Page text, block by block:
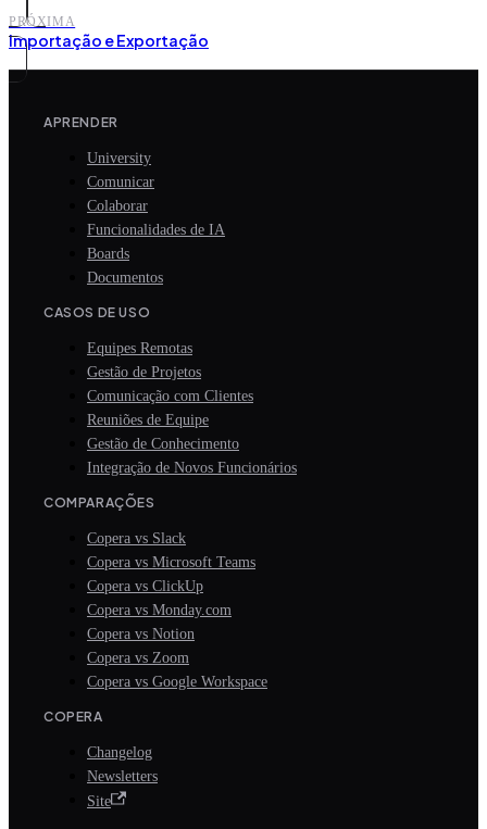
PRÓXIMA
Importação e Exportação
APRENDER
University
Comunicar
Colaborar
Funcionalidades de IA
Boards
Documentos
CASOS DE USO
Equipes Remotas
Gestão de Projetos
Comunicação com Clientes
Reuniões de Equipe
Gestão de Conhecimento
Integração de Novos Funcionários
COMPARAÇÕES
Copera vs Slack
Copera vs Microsoft Teams
Copera vs ClickUp
Copera vs Monday.com
Copera vs Notion
Copera vs Zoom
Copera vs Google Workspace
COPERA
Changelog
Newsletters
Site